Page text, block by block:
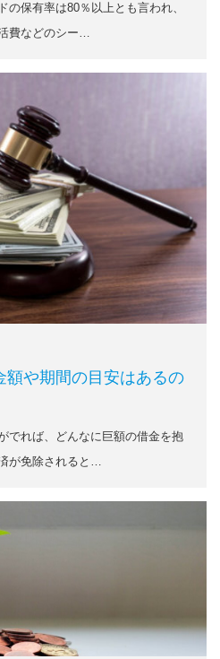
の保有率は80％以上とも言われ、
費などのシー…
額や期間の目安はあるの
でれば、どんなに巨額の借金を抱
が免除されると…